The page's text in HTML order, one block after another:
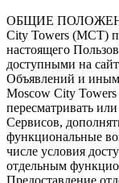
ОБЩИЕ
City Towers (МСТ)
настоящего
доступными на
Объявлений и
Moscow City
пересматривать
Сервисов,
функциональные
числе условия
отдельным